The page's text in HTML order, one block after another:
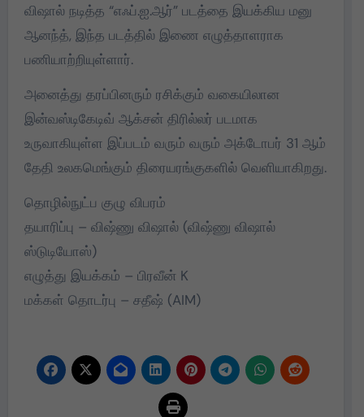
விஷால் நடித்த “எஃப்.ஐ.ஆர்” படத்தை இயக்கிய மனு
ஆனந்த், இந்த படத்தில் இணை எழுத்தாளராக
பணியாற்றியுள்ளார்.
அனைத்து தரப்பினரும் ரசிக்கும் வகையிலான
இன்வஸ்டிகேடிவ் ஆக்சன் திரில்லர் படமாக
உருவாகியுள்ள இப்படம் வரும் வரும் அக்டோபர் 31 ஆம்
தேதி உலகமெங்கும் திரையரங்குகளில் வெளியாகிறது.
தொழில்நுட்ப குழு விபரம்
தயாரிப்பு – விஷ்ணு விஷால் (விஷ்ணு விஷால்
ஸ்டுடியோஸ்)
எழுத்து இயக்கம் – பிரவீன் K
மக்கள் தொடர்பு – சதீஷ் (AIM)